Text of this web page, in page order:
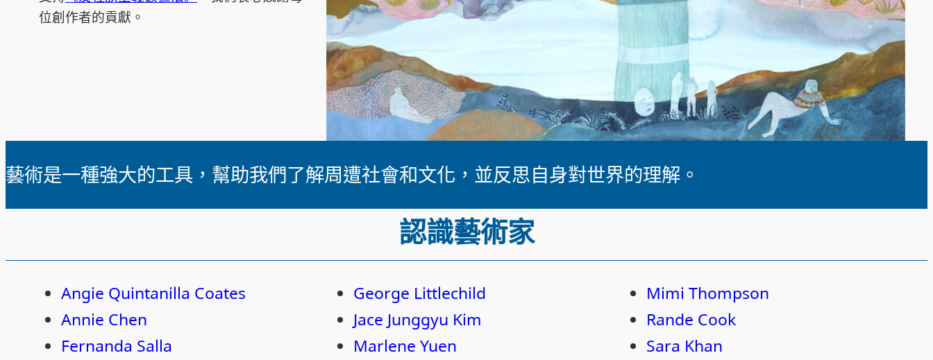
e
位創作者的貢獻。
藝術是一種強大的工具，幫助我們了解周遭社會和文化，並反思自身對世界的理解。
認識藝術家
Angie Quintanilla Coates
Annie Chen
Fernanda Salla
George Littlechild
Jace Junggyu Kim
Marlene Yuen
Mimi Thompson
Rande Cook
Sara Khan